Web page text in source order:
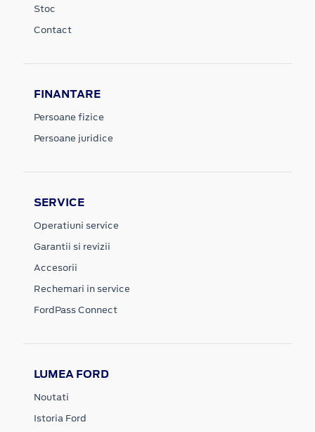
Stoc
Contact
FINANTARE
Persoane fizice
Persoane juridice
SERVICE
Operatiuni service
Garantii si revizii
Accesorii
Rechemari in service
FordPass Connect
LUMEA FORD
Noutati
Istoria Ford